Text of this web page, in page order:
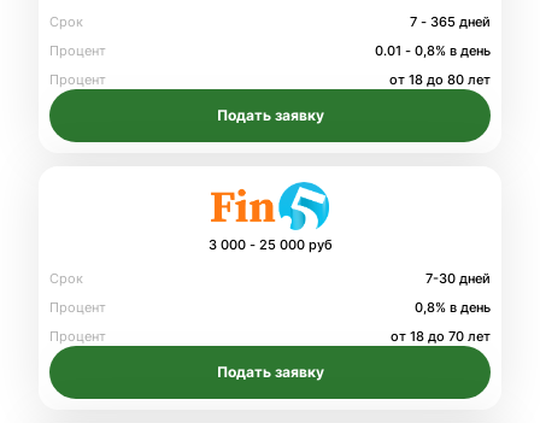
Срок
7 - 365 дней
Процент
0.01 - 0,8% в день
Процент
от 18 до 80 лет
Подать заявку
3 000 - 25 000 руб
Срок
7-30 дней
Процент
0,8% в день
Процент
от 18 до 70 лет
Подать заявку